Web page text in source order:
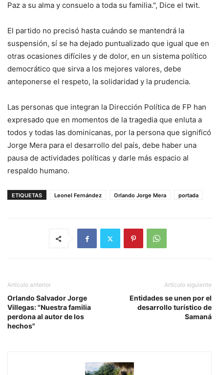
Paz a su alma y consuelo a toda su familia.", Dice el twit.
El partido no precisó hasta cuándo se mantendrá la
suspensión, sí se ha dejado puntualizado que igual que en
otras ocasiones difíciles y de dolor, en un sistema político
democrático que sirva a los mejores valores, debe
anteponerse el respeto, la solidaridad y la prudencia.
Las personas que integran la Dirección Política de FP han
expresado que en momentos de la tragedia que enluta a
todos y todas las dominicanas, por la persona que significó
Jorge Mera para el desarrollo del país, debe haber una
pausa de actividades políticas y darle más espacio al
respaldo humano.
ETIQUETAS Leonel Fernández Orlando Jorge Mera portada
Artículo anterior
Orlando Salvador Jorge
Villegas: "Nuestra familia
perdona al autor de los
hechos"
Artículo siguiente
Entidades se unen por el
desarrollo turístico de
Samaná